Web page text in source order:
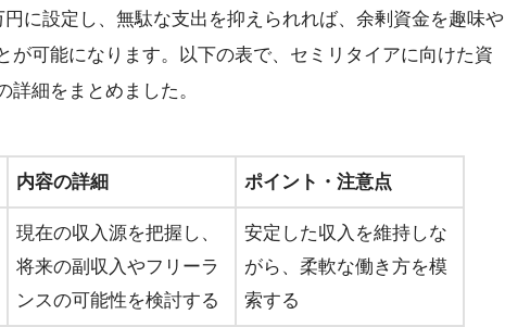
に設定し、無駄な支出を抑えられれば、余剰資金を趣味や
が可能になります。以下の表で、セミリタイアに向けた資
細をまとめました。
内容の詳細 ポイント・注意点
現在の収入源を把握し、
将来の副収入やフリーラ
ンスの可能性を検討する
安定した収入を維持しな
がら、柔軟な働き方を模
索する